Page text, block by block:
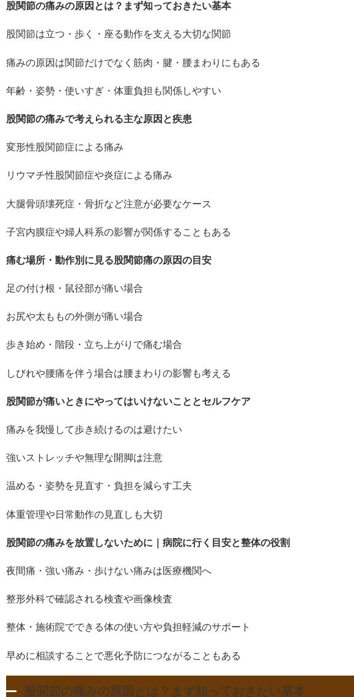
股関節の痛みの原因とは？まず知っておきたい基本
股関節は立つ・歩く・座る動作を支える大切な関節
痛みの原因は関節だけでなく筋肉・腱・腰まわりにもある
年齢・姿勢・使いすぎ・体重負担も関係しやすい
股関節の痛みで考えられる主な原因と疾患
変形性股関節症による痛み
リウマチ性股関節症や炎症による痛み
大腿骨頭壊死症・骨折など注意が必要なケース
子宮内膜症や婦人科系の影響が関係することもある
痛む場所・動作別に見る股関節痛の原因の目安
足の付け根・鼠径部が痛い場合
お尻や太ももの外側が痛い場合
歩き始め・階段・立ち上がりで痛む場合
しびれや腰痛を伴う場合は腰まわりの影響も考える
股関節が痛いときにやってはいけないこととセルフケア
痛みを我慢して歩き続けるのは避けたい
強いストレッチや無理な開脚は注意
温める・姿勢を見直す・負担を減らす工夫
体重管理や日常動作の見直しも大切
股関節の痛みを放置しないために｜病院に行く目安と整体の役割
夜間痛・強い痛み・歩けない痛みは医療機関へ
整形外科で確認される検査や画像検査
整体・施術院でできる体の使い方や負担軽減のサポート
早めに相談することで悪化予防につながることもある
股関節の痛みの原因とは？まず知っておきたい基本